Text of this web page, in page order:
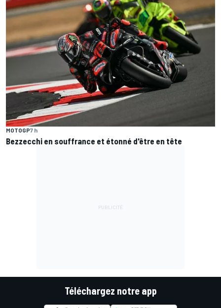
MOTOGP7 h
Bezzecchi en souffrance et étonné d'être en tête
Téléchargez notre app